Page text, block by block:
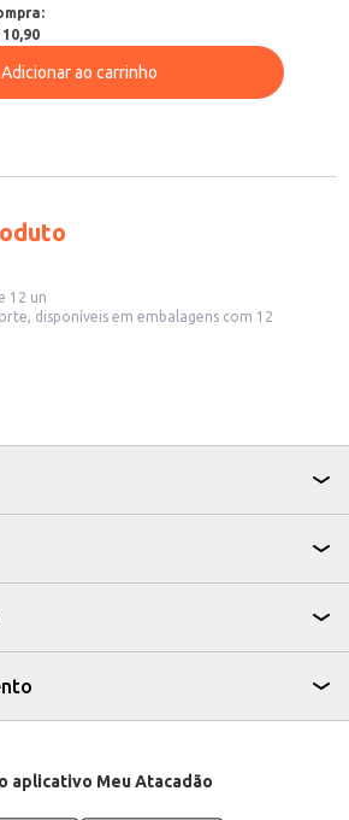
10,90
Adicionar ao carrinho
12 un
disponíveis em embalagens com 12
ter sempre à mão, seja para consumo próprio
hálito fresco e duradouro.
na bolsa, no carro ou ter em casa.
são uma escolha prática e saborosa para
aplicativo Meu Atacadão